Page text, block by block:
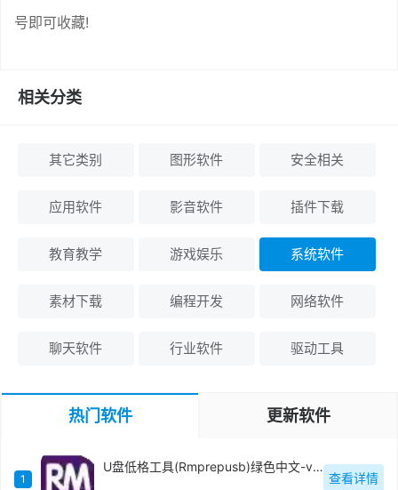
号即可收藏!
相关分类
其它类别 图形软件 安全相关
应用软件 影音软件 插件下载
教育教学 游戏娱乐 系统软件
素材下载 编程开发 网络软件
聊天软件 行业软件 驱动工具
热门软件 更新软件
1
U盘低格工具(Rmprepusb)绿色中文-v2.1.744
查看详情